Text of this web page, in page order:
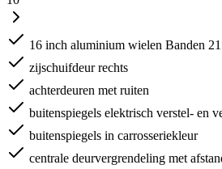
16 inch aluminium wielen Banden
zijschuifdeur rechts
achterdeuren met ruiten
buitenspiegels elektrisch verstel- en
buitenspiegels in carrosseriekleur
centrale deurvergrendeling met